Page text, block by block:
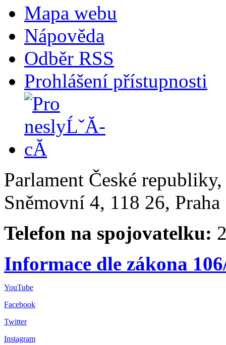
Mapa webu
Nápověda
Odběr RSS
Prohlášení přístupnosti
Parlament České
Sněmovní 4, 118 26,
Telefon na spojovatelku:
Informace dle zákona
YouTube
Facebook
Twitter
Instagram